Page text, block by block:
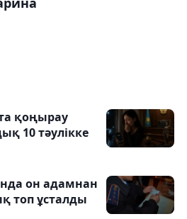
қоңырау
10 тәулікке
он адамнан
топ ұсталды